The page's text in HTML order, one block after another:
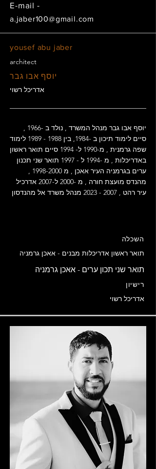
E-mail -
a.jaber100@gmail.com
yousef abu jaber
architect
יוסף אבו גבר
יוסף אבו גבר מנהל המשרד , נולד ב -1966 ,
סיים לימוד תיכון ב -1984, בין
1988 - 1989
לימוד
שפה גרמנית , מ-1990 ל- 1994 סיים תואר ראשון
באדריכלות , מ -1994 ל - 1997 תואר שני תכנון
ערים בגרמניה העיר אאכן , מ 1998-2000
,
מהנדס מועצת חורה , מ -2000 ל-2007 אדרכיל
עיר רהט , 2007 - 2023 מנהל משרד אל מהנדסון